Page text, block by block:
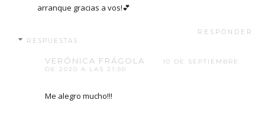
arranque gracias a vos!💕
RESPONDER
RESPUESTAS
VERÓNICA FRÁGOLA
10 DE SEPTIEMBRE
DE 2020 A LAS 21:50
Me alegro mucho!!!